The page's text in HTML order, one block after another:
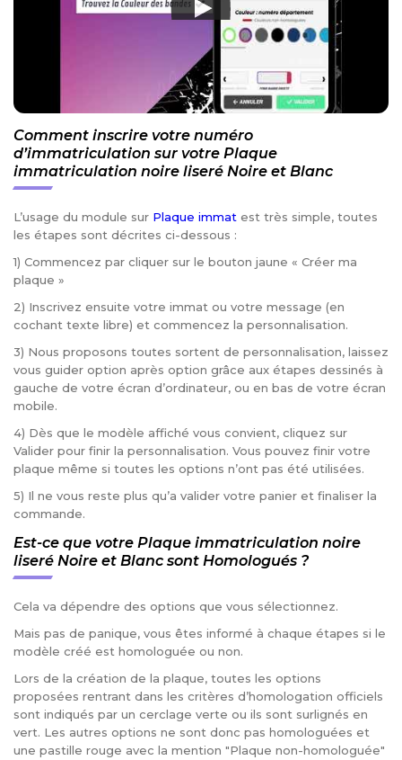
Comment inscrire votre numéro
d’immatriculation sur votre Plaque
immatriculation noire liseré Noire et Blanc
L’usage du module sur Plaque immat est très simple, toutes
les étapes sont décrites ci-dessous :
1) Commencez par cliquer sur le bouton jaune « Créer ma
plaque »
2) Inscrivez ensuite votre immat ou votre message (en
cochant texte libre) et commencez la personnalisation.
3) Nous proposons toutes sortent de personnalisation, laissez
vous guider option après option grâce aux étapes dessinés à
gauche de votre écran d’ordinateur, ou en bas de votre écran
mobile.
4) Dès que le modèle affiché vous convient, cliquez sur
Valider pour finir la personnalisation. Vous pouvez finir votre
plaque même si toutes les options n’ont pas été utilisées.
5) Il ne vous reste plus qu’a valider votre panier et finaliser la
commande.
Est-ce que votre Plaque immatriculation noire
liseré Noire et Blanc sont Homologués ?
Cela va dépendre des options que vous sélectionnez.
Mais pas de panique, vous êtes informé à chaque étapes si le
modèle créé est homologuée ou non.
Lors de la création de la plaque, toutes les options
proposées rentrant dans les critères d’homologation officiels
sont indiqués par un cerclage verte ou ils sont surlignés en
vert. Les autres options ne sont donc pas homologuées et
une pastille rouge avec la mention "Plaque non-homologuée"